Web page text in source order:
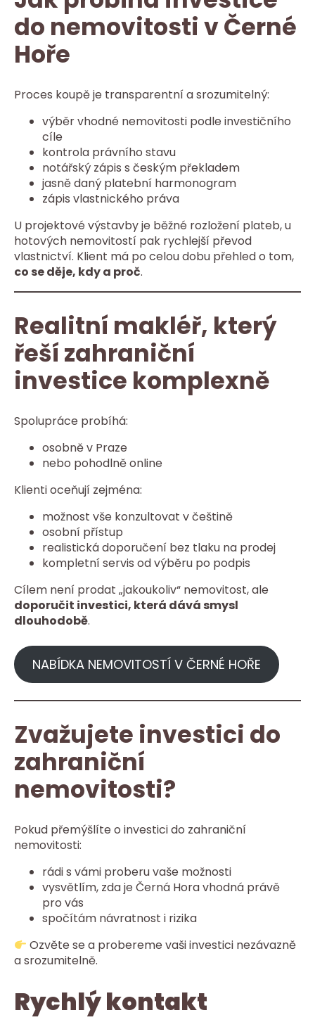
do nemovitosti v Černé
Hoře
Proces koupě je transparentní a srozumitelný:
výběr vhodné nemovitosti podle investičního
cíle
kontrola právního stavu
notářský zápis s českým překladem
jasně daný platební harmonogram
zápis vlastnického práva
U projektové výstavby je běžné rozložení plateb, u
hotových nemovitostí pak rychlejší převod
vlastnictví. Klient má po celou dobu přehled o tom,
co se děje, kdy a proč.
Realitní makléř, který
řeší zahraniční
investice komplexně
Spolupráce probíhá:
osobně v Praze
nebo pohodlně online
Klienti oceňují zejména:
možnost vše konzultovat v češtině
osobní přístup
realistická doporučení bez tlaku na prodej
kompletní servis od výběru po podpis
Cílem není prodat „jakoukoliv“ nemovitost, ale
doporučit investici, která dává smysl
dlouhodobě.
NABÍDKA NEMOVITOSTÍ V ČERNÉ HOŘE
Zvažujete investici do
zahraniční
nemovitosti?
Pokud přemýšlíte o investici do zahraniční
nemovitosti:
rádi s vámi proberu vaše možnosti
vysvětlím, zda je Černá Hora vhodná právě
pro vás
spočítám návratnost i rizika
Ozvěte se a probereme vaši investici nezávazně
a srozumitelně.
Rychlý kontakt